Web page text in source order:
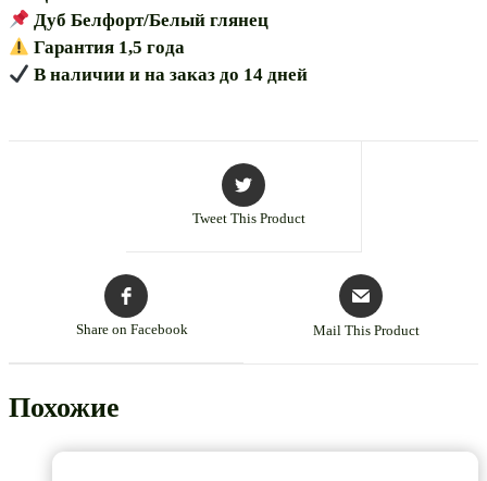
Дуб Белфорт/Белый глянец
Гарантия 1,5 года
В наличии и на заказ до 14 дней
Tweet This Product
Share on Facebook Mail This Product
Похожие